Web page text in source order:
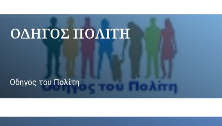
ΟΔΗΓΟΣ ΠΟΛΙΤΗ
Οδηγός του Πολίτη